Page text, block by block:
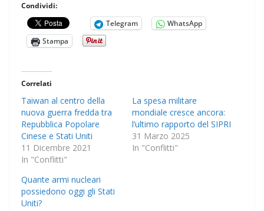
Condividi:
Telegram
WhatsApp
Stampa
Correlati
Taiwan al centro della
nuova guerra fredda tra
Repubblica Popolare
Cinese e Stati Uniti
11 Dicembre 2021
In "Conflitti"
La spesa militare
mondiale cresce ancora:
l’ultimo rapporto del SIPRI
31 Marzo 2025
In "Conflitti"
Quante armi nucleari
possiedono oggi gli Stati
Uniti?